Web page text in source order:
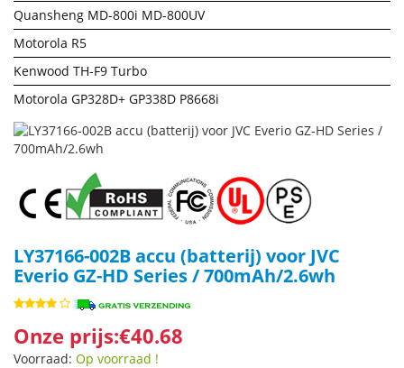
Quansheng MD-800i MD-800UV
Motorola R5
Kenwood TH-F9 Turbo
Motorola GP328D+ GP338D P8668i
LY37166-002B accu (batterij) voor JVC
Everio GZ-HD Series / 700mAh/2.6wh
Onze prijs:€40.68
Voorraad: Op voorraad !